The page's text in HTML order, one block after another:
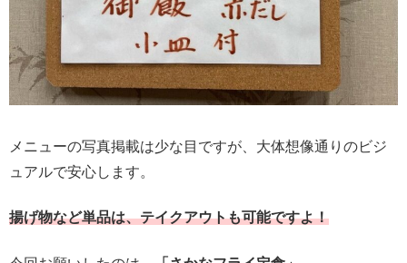
メニューの写真掲載は少な目ですが、大体想像通りのビジ
ュアルで安心します。
揚げ物など単品は、テイクアウトも可能ですよ！